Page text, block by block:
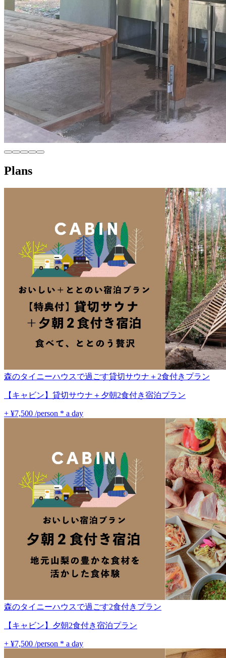
Plans
森のタイニーハウスで過ごす貸切サウナ＋2食付きプラン
【キャビン】貸切サウナ＋夕朝2食付き宿泊プラン
+ ¥7,500 /person * a day
森のタイニーハウスで過ごす2食付きプラン
【キャビン】夕朝2食付き宿泊プラン
+ ¥7,500 /person * a day